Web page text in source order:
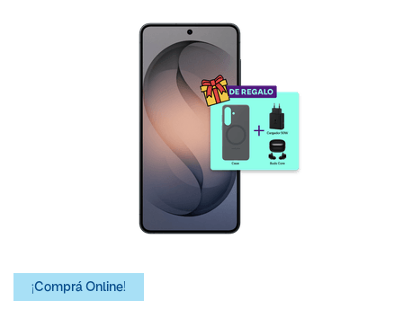
¡Comprá Online!